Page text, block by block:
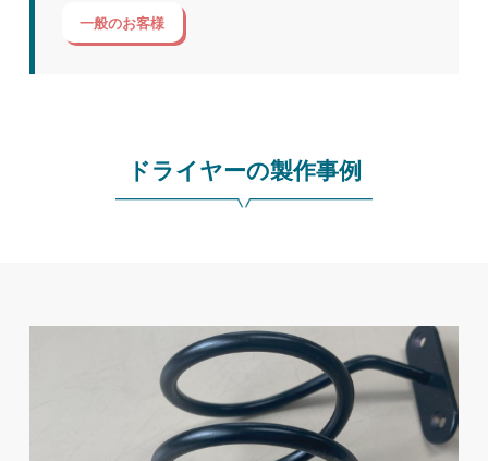
一般のお客様
ドライヤーの製作事例